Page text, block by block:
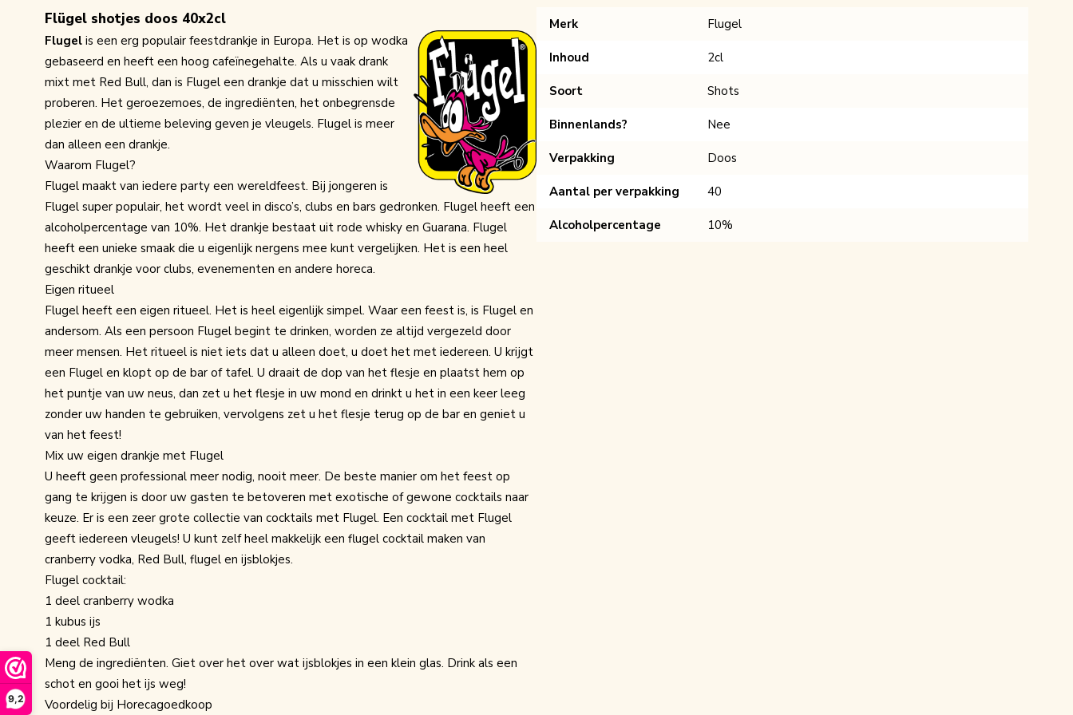
9,2
Flügel shotjes doos 40x2cl
Flugel is een erg populair feestdrankje in Europa. Het is op wodka
gebaseerd en heeft een hoog cafeïnegehalte. Als u vaak drank
mixt met Red Bull, dan is Flugel een drankje dat u misschien wilt
proberen. Het geroezemoes, de ingrediënten, het onbegrensde
plezier en de ultieme beleving geven je vleugels. Flugel is meer
dan alleen een drankje.
Waarom Flugel?
Flugel maakt van iedere party een wereldfeest. Bij jongeren is
Flugel super populair, het wordt veel in disco’s, clubs en bars gedronken. Flugel heeft een
alcoholpercentage van 10%. Het drankje bestaat uit rode whisky en Guarana. Flugel
heeft een unieke smaak die u eigenlijk nergens mee kunt vergelijken. Het is een heel
geschikt drankje voor clubs, evenementen en andere horeca.
Eigen ritueel
Flugel heeft een eigen ritueel. Het is heel eigenlijk simpel. Waar een feest is, is Flugel en
andersom. Als een persoon Flugel begint te drinken, worden ze altijd vergezeld door
meer mensen. Het ritueel is niet iets dat u alleen doet, u doet het met iedereen. U krijgt
een Flugel en klopt op de bar of tafel. U draait de dop van het flesje en plaatst hem op
het puntje van uw neus, dan zet u het flesje in uw mond en drinkt u het in een keer leeg
zonder uw handen te gebruiken, vervolgens zet u het flesje terug op de bar en geniet u
van het feest!
Mix uw eigen drankje met Flugel
U heeft geen professional meer nodig, nooit meer. De beste manier om het feest op
gang te krijgen is door uw gasten te betoveren met exotische of gewone cocktails naar
keuze. Er is een zeer grote collectie van cocktails met Flugel. Een cocktail met Flugel
geeft iedereen vleugels! U kunt zelf heel makkelijk een flugel cocktail maken van
cranberry vodka, Red Bull, flugel en ijsblokjes.
Flugel cocktail:
1 deel cranberry wodka
1 kubus ijs
1 deel Red Bull
Meng de ingrediënten. Giet over het over wat ijsblokjes in een klein glas. Drink als een
schot en gooi het ijs weg!
Voordelig bij Horecagoedkoop
Merk Flugel
Inhoud 2cl
Soort Shots
Binnenlands? Nee
Verpakking Doos
Aantal per verpakking 40
Alcoholpercentage 10%